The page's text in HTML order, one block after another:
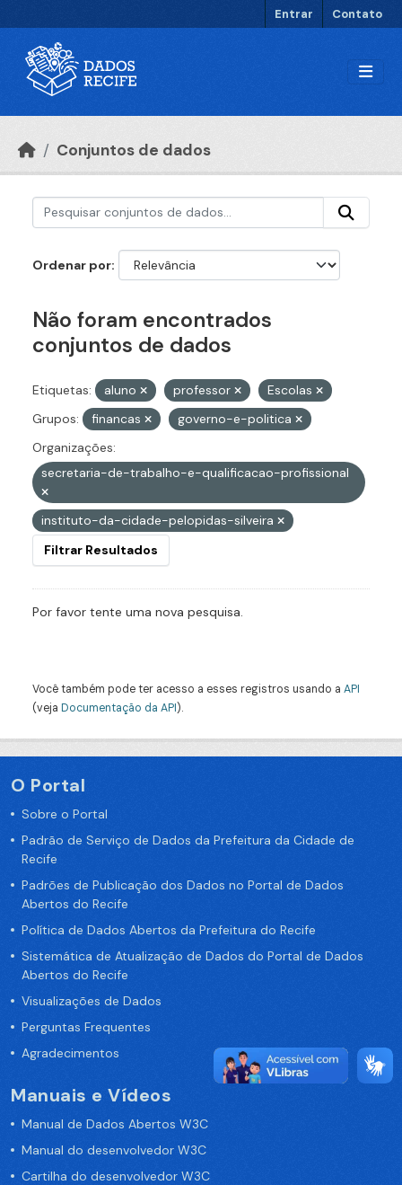
Entrar Contato
Conjuntos de dados
Ordenar por
Não foram encontrados
conjuntos de dados
Etiquetas: aluno professor
Escolas
Grupos:
financas
governo-e-politica
Organizações:
secretaria-de-trabalho-e-qualificacao-profissional
instituto-da-cidade-pelopidas-silveira
Filtrar Resultados
Por favor tente uma nova pesquisa.
Você também pode ter acesso a esses registros usando a API
(veja Documentação da API).
O Portal
Sobre o Portal
Padrão de Serviço de Dados da Prefeitura da Cidade de
Recife
Padrões de Publicação dos Dados no Portal de Dados
Abertos do Recife
Política de Dados Abertos da Prefeitura do Recife
Sistemática de Atualização de Dados do Portal de Dados
Abertos do Recife
Visualizações de Dados
Perguntas Frequentes
Agradecimentos
Manuais e Vídeos
Manual de Dados Abertos W3C
Manual do desenvolvedor W3C
Cartilha do desenvolvedor W3C